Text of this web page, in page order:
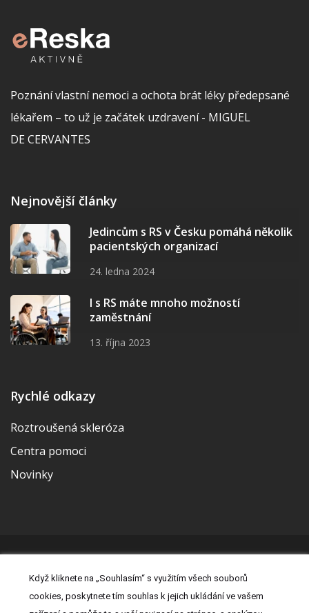
Poznání vlastní nemoci a ochota brát léky předepsané
lékařem – to už je začátek uzdravení - MIGUEL
DE CERVANTES
Nejnovější články
Jedincům s RS v Česku pomáhá několik
pacientských organizací
24. ledna 2024
I s RS máte mnoho možností
zaměstnání
13. října 2023
Rychlé odkazy
Roztroušená skleróza
Centra pomoci
Novinky
Právní prohlášení|Prohlášení o cookies|Nastavení cookies
Kontakt|Zásady zpracování osobních údajů
Když kliknete na „Souhlasím“ s využitím všech souborů
cookies, poskytnete tím souhlas k jejich ukládání ve vašem